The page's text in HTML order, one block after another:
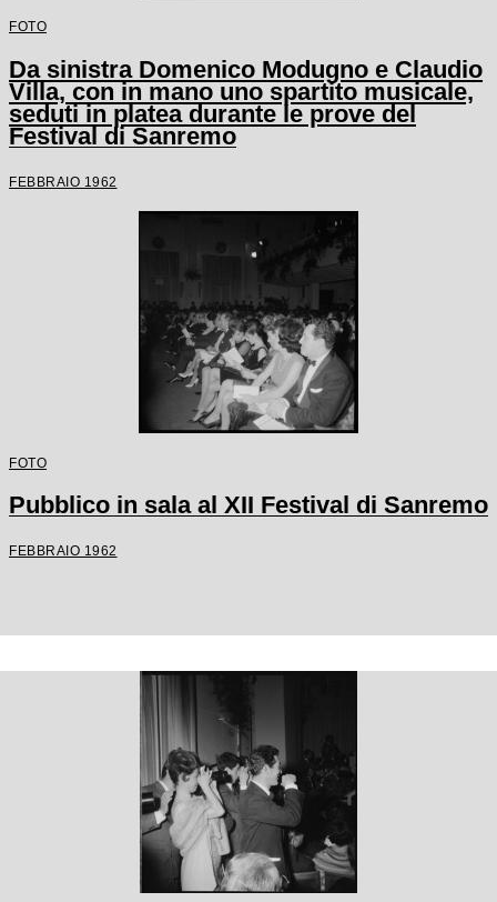
FOTO
Da sinistra Domenico Modugno e Claudio
Villa, con in mano uno spartito musicale,
seduti in platea durante le prove del
Festival di Sanremo
FEBBRAIO 1962
FOTO
Pubblico in sala al XII Festival di Sanremo
FEBBRAIO 1962